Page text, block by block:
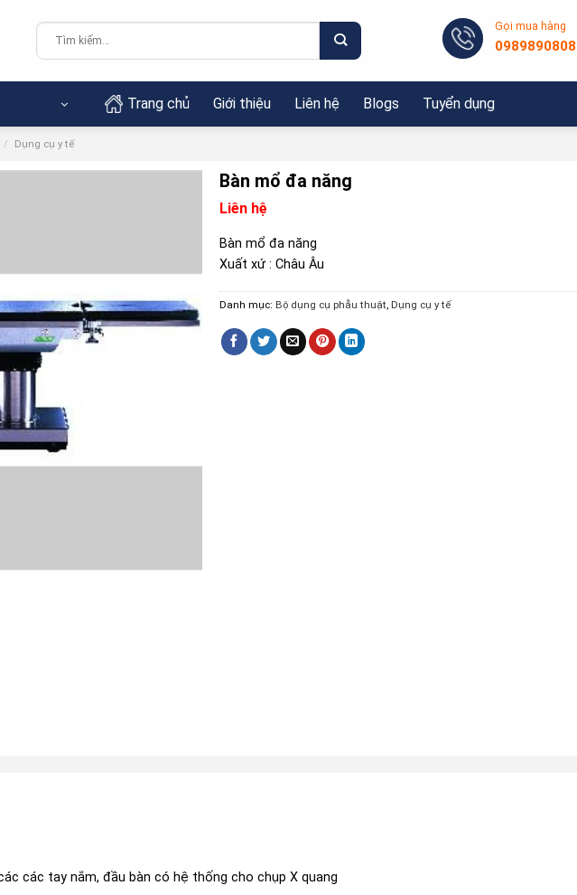
Tìm
kiếm:
Gọi mua hàng
0989890808
Trang chủ Giới thiệu Liên hệ Blogs Tuyển dụng
/ Dụng cụ y tế
Bàn mổ đa năng
Liên hệ
Bàn mổ đa năng
Xuất xứ : Châu Âu
Danh mục: Bộ dụng cụ phẫu thuật, Dụng cụ y tế
các tay nắm, đầu bàn có hệ thống cho chụp X quang